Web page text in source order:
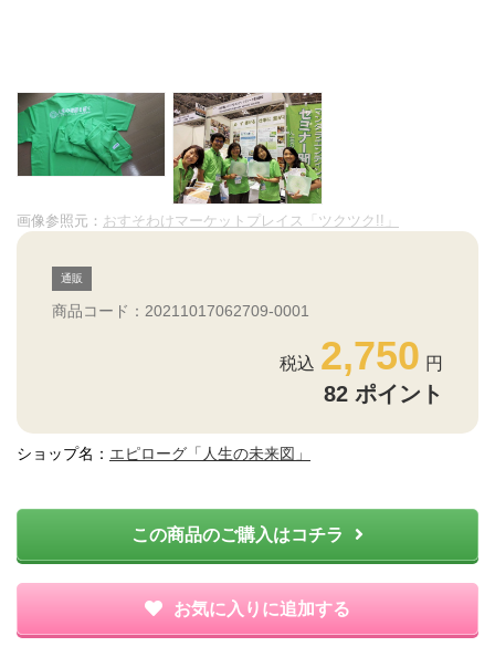
画像参照元： おすそわけマーケットプレイス「ツクツク!!」
通販
商品コード：20211017062709-0001
2,750
82 ポイント
ショップ名： エピローグ「人生の未来図」
この商品のご購入はコチラ
お気に入りに追加する